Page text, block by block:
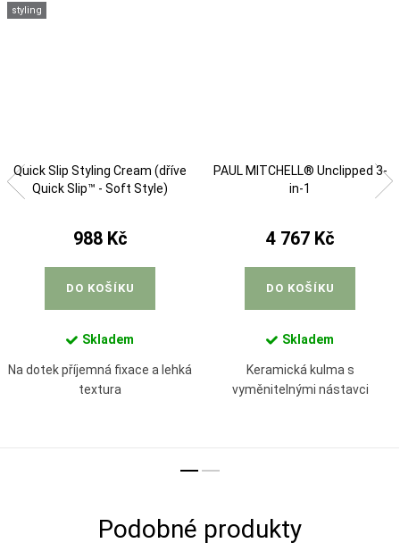
styling
Quick Slip Styling Cream (dříve
Quick Slip™ - Soft Style)
988 Kč
DO KOŠÍKU
Skladem
Na dotek příjemná fixace a lehká
textura
PAUL MITCHELL® Unclipped 3-
in-1
4 767 Kč
DO KOŠÍKU
Skladem
Keramická kulma s
vyměnitelnými nástavci